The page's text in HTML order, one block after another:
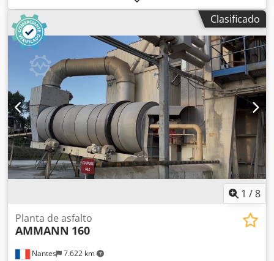
Clasificado
1 /8
Nantes 7.622 km
Planta de asfalto
AMMANN 160